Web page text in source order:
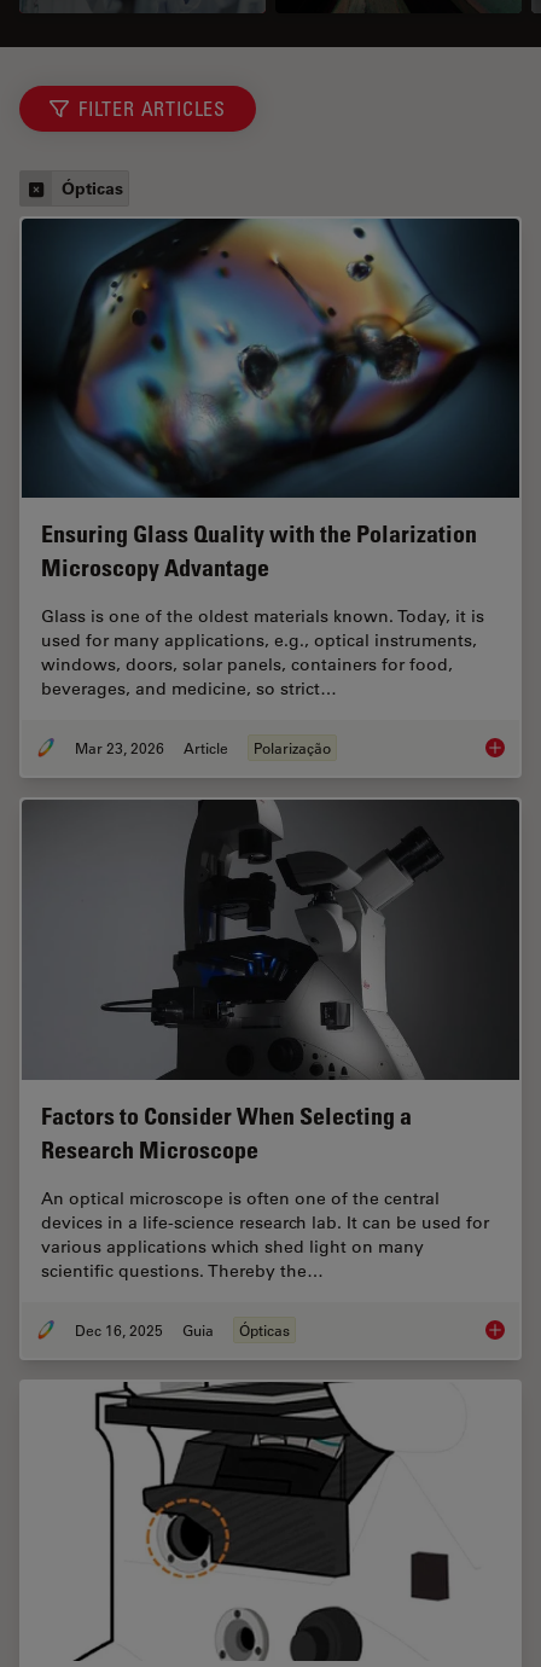
FILTER ARTICLES
Ópticas
Ensuring Glass Quality with the Polarization
Microscopy Advantage
Glass is one of the oldest materials known. Today, it is
used for many applications, e.g., optical instruments,
windows, doors, solar panels, containers for food,
beverages, and medicine, so strict…
Mar 23, 2026 Article Polarização
Factors to Consider When Selecting a
Research Microscope
An optical microscope is often one of the central
devices in a life-science research lab. It can be used for
various applications which shed light on many
scientific questions. Thereby the…
Dec 16, 2025 Guia Ópticas Factors